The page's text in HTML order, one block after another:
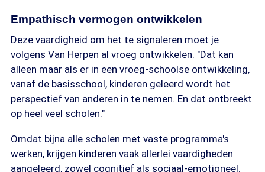
Empathisch vermogen ontwikkelen
Deze vaardigheid om het te signaleren moet je
volgens Van Herpen al vroeg ontwikkelen. "Dat kan
alleen maar als er in een vroeg-schoolse ontwikkeling,
vanaf de basisschool, kinderen geleerd wordt het
perspectief van anderen in te nemen. En dat ontbreekt
op heel veel scholen."
Omdat bijna alle scholen met vaste programma's
werken, krijgen kinderen vaak allerlei vaardigheden
aangeleerd, zowel cognitief als sociaal-emotioneel.